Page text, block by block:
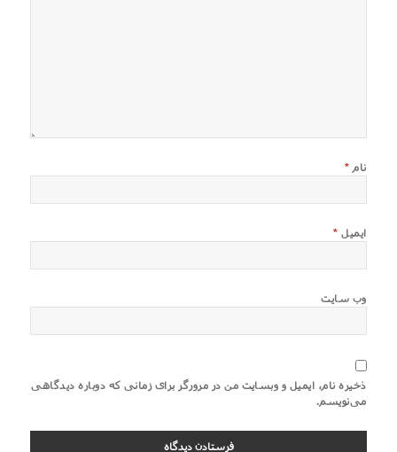
نام *
ایمیل *
وب‌ سایت
ذخیره نام، ایمیل و وبسایت من در مرورگر برای زمانی که دوباره دیدگاهی
می‌نویسم.